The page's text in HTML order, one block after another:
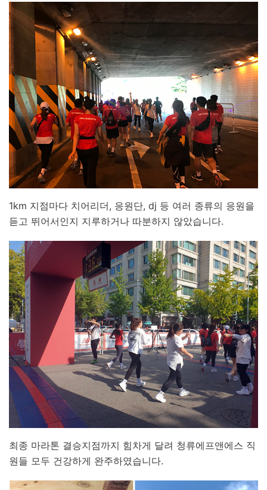
1km 지점마다 치어리더, 응원단, dj 등 여러 종류의 응원을
듣고 뛰어서인지 지루하거나 따분하지 않았습니다.
최종 마라톤 결승지점까지 힘차게 달려 청류에프앤에스 직
원들 모두 건강하게 완주하였습니다.